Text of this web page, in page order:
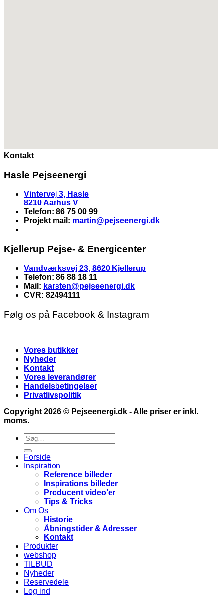
Kontakt
Hasle Pejseenergi
Vintervej 3, Hasle
8210 Aarhus V
Telefon: 86 75 00 99
Projekt mail: martin@pejseenergi.dk
Kjellerup Pejse- & Energicenter
Vandværksvej 23, 8620 Kjellerup
Telefon: 86 88 18 11
Mail: karsten@pejseenergi.dk
CVR: 82494111
Følg os på Facebook & Instagram
Vores butikker
Nyheder
Kontakt
Vores leverandører
Handelsbetingelser
Privatlivspolitik
Copyright 2026 © Pejseenergi.dk - Alle priser er inkl.
moms.
Søg
efter:
Forside
Inspiration
Reference billeder
Inspirations billeder
Producent video’er
Tips & Tricks
Om Os
Historie
Åbningstider & Adresser
Kontakt
Produkter
webshop
TILBUD
Nyheder
Reservedele
Log ind